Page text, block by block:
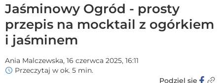
Jaśminowy Ogród - prosty
przepis na mocktail z ogórkiem
i jaśminem
Ania Malczewska, 16 czerwca 2025, 16:11
Przeczytaj w ok. 5 min.
Podziel się